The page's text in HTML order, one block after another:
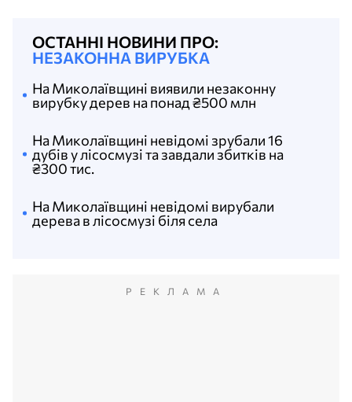
ОСТАННІ НОВИНИ ПРО:
НЕЗАКОННА ВИРУБКА
На Миколаївщині невідомі вирубали
дерева в лісосмузі біля села
На Миколаївщині невідомі зрубали 16
дубів у лісосмузі та завдали збитків на
₴300 тис.
На Миколаївщині виявили незаконну
вирубку дерев на понад ₴500 млн
РЕКЛАМА